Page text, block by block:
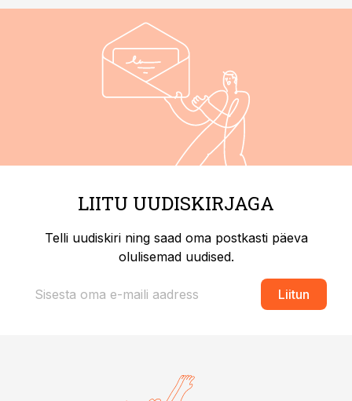
LIITU UUDISKIRJAGA
Telli uudiskiri ning saad oma postkasti päeva
olulisemad uudised.
Liitun